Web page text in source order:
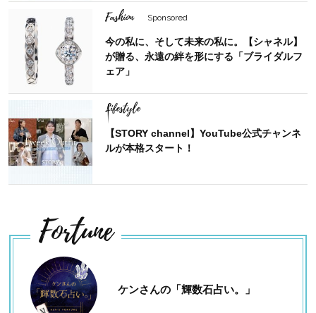
Fashion Sponsored
今の私に、そして未来の私に。【シャネル】
が贈る、永遠の絆を形にする「ブライダルフ
ェア」
Lifestyle
【STORY channel】YouTube公式チャンネ
ルが本格スタート！
Fortune
ケンさんの「輝数石占い。」